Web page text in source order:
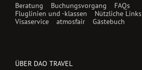
Beratung Buchungsvorgang
FAQs
Fluglinien und -klassen
Nützliche Links
Visaservice
atmosfair Gästebuch
ÜBER DAO TRAVEL